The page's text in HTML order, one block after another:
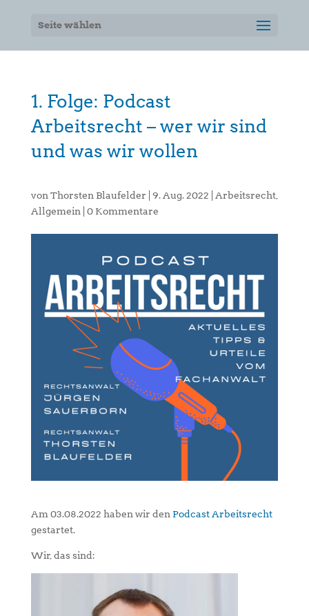
Seite wählen
1. Folge: Podcast
Arbeitsrecht – wer wir sind
und was wir wollen
von Thorsten Blaufelder 9. Aug. 2022 Arbeitsrecht,
Allgemein
0 Kommentare
Am 03.08.2022 haben wir den Podcast Arbeitsrecht
gestartet.
Wir, das sind: